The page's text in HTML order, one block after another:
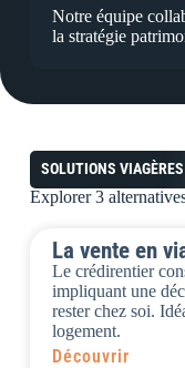
Notre équipe
la stratégie
SOLUTIONS
Explorer3
La vente en
Le crédirentier
impliquant une
rester chez soi.
logement.
Découvrir